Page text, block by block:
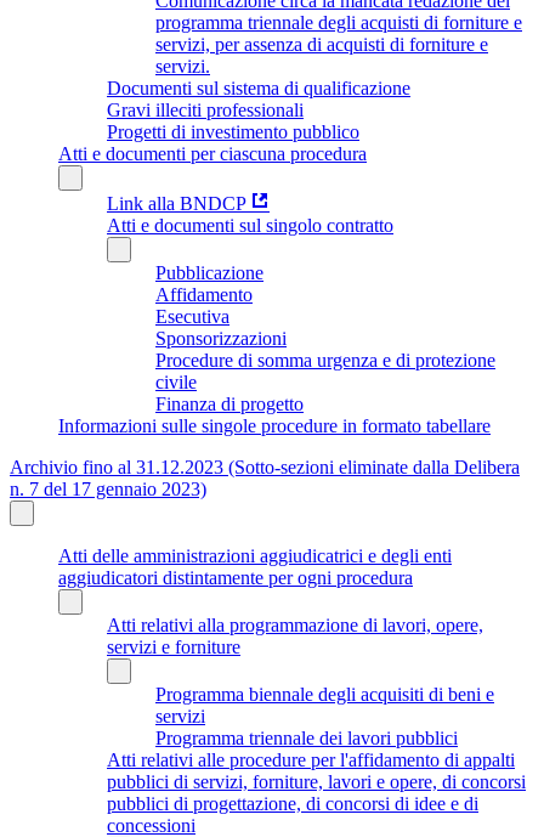
programma triennale degli acquisti di forniture e
servizi, per assenza di acquisti di forniture e
servizi.
Documenti sul sistema di qualificazione
Gravi illeciti professionali
Progetti di investimento pubblico
Atti e documenti per ciascuna procedura
Link alla BNDCP
Atti e documenti sul singolo contratto
Pubblicazione
Affidamento
Esecutiva
Sponsorizzazioni
Procedure di somma urgenza e di protezione
civile
Finanza di progetto
Informazioni sulle singole procedure in formato tabellare
Archivio fino al 31.12.2023 (Sotto-sezioni eliminate dalla Delibera
n. 7 del 17 gennaio 2023)
Atti delle amministrazioni aggiudicatrici e degli enti
aggiudicatori distintamente per ogni procedura
Atti relativi alla programmazione di lavori, opere,
servizi e forniture
Programma biennale degli acquisiti di beni e
servizi
Programma triennale dei lavori pubblici
Atti relativi alle procedure per l'affidamento di appalti
pubblici di servizi, forniture, lavori e opere, di concorsi
pubblici di progettazione, di concorsi di idee e di
concessioni